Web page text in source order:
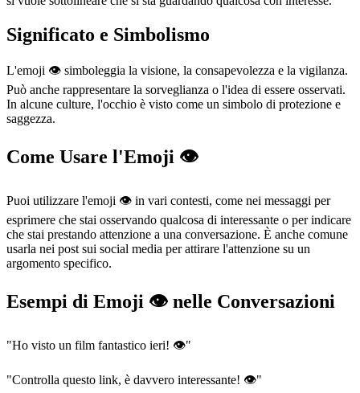
Significato e Simbolismo
L'emoji 👁️ simboleggia la visione, la consapevolezza e la vigilanza.
Può anche rappresentare la sorveglianza o l'idea di essere osservati.
In alcune culture, l'occhio è visto come un simbolo di protezione e
saggezza.
Come Usare l'Emoji 👁️
Puoi utilizzare l'emoji 👁️ in vari contesti, come nei messaggi per
esprimere che stai osservando qualcosa di interessante o per indicare
che stai prestando attenzione a una conversazione. È anche comune
usarla nei post sui social media per attirare l'attenzione su un
argomento specifico.
Esempi di Emoji 👁️ nelle Conversazioni
"Ho visto un film fantastico ieri! 👁️"
"Controlla questo link, è davvero interessante! 👁️"